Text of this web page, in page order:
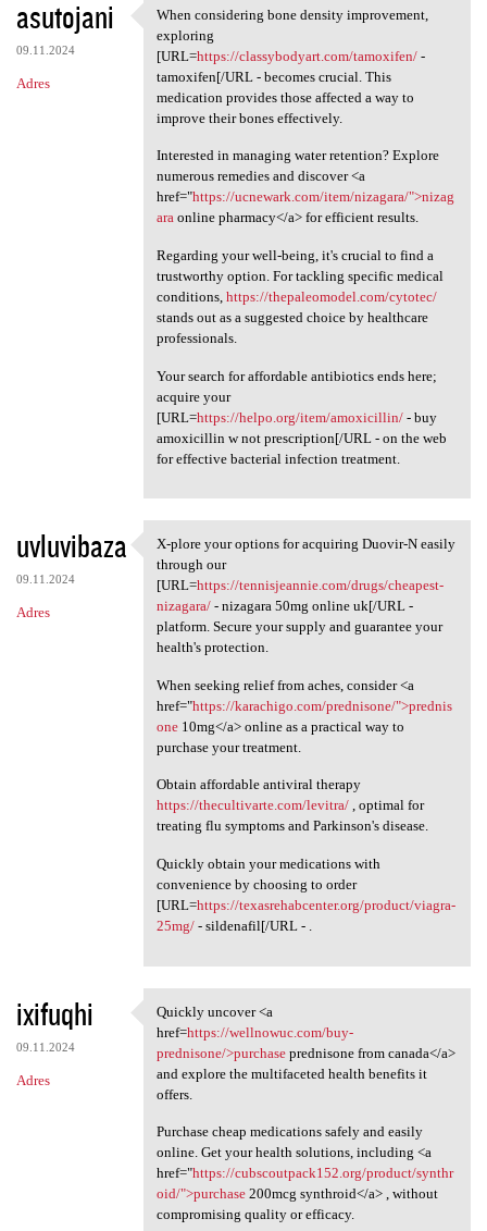
asutojani
09.11.2024
Adres
When considering bone density
When considering bone density improvement,
exploring
[URL=https://classybodyart.com/tamoxifen/-
tamoxifen[/URL - becomes crucial. This
medication provides those affected a way to
improve their bones effectively.
Interested in managing water retention? Explore
numerous remedies and discover <a
href="https://ucnewark.com/item/nizagara/">nizag
araonline pharmacy</a> for efficient results.
Regarding your well-being, it's crucial to find a
trustworthy option. For tackling specific medical
conditions, https://thepaleomodel.com/cytotec/
stands out as a suggested choice by healthcare
professionals.
Your search for affordable antibiotics ends here;
acquire your
[URL=https://helpo.org/item/amoxicillin/- buy
amoxicillin w not prescription[/URL - on the web
for effective bacterial infection treatment.
uvluvibaza
09.11.2024
Adres
X-plore your options for
X-plore your options for acquiring Duovir-N easily
through our
[URL=https://tennisjeannie.com/drugs/cheapest-
nizagara/- nizagara 50mg online uk[/URL -
platform. Secure your supply and guarantee your
health's protection.
When seeking relief from aches, consider <a
href="https://karachigo.com/prednisone/">prednis
one10mg</a> online as a practical way to
purchase your treatment.
Obtain affordable antiviral therapy
https://thecultivarte.com/levitra/, optimal for
treating flu symptoms and Parkinson's disease.
Quickly obtain your medications with
convenience by choosing to order
[URL=https://texasrehabcenter.org/product/viagra-
25mg/- sildenafil[/URL - .
ixifuqhi
09.11.2024
Adres
Quickly uncover <a href=https
Quickly uncover <a
href=https://wellnowuc.com/buy-
prednisone/>purchaseprednisone from canada</a>
and explore the multifaceted health benefits it
offers.
Purchase cheap medications safely and easily
online. Get your health solutions, including <a
href="https://cubscoutpack152.org/product/synthr
oid/">purchase200mcg synthroid</a> , without
compromising quality or efficacy.